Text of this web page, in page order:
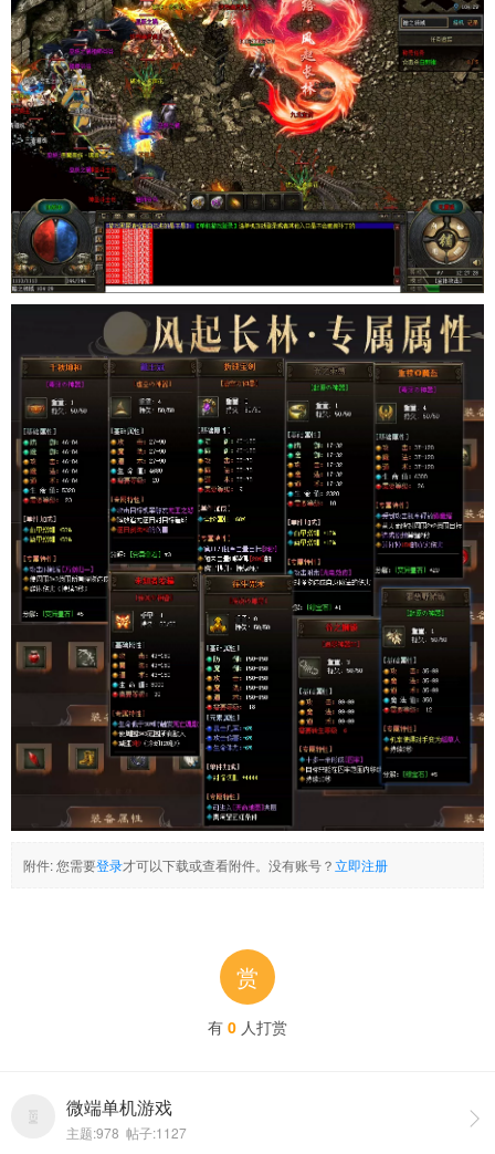
附件:您需要登录才可以下载或查看附件。没有账号？立即注册
赏
有 0 人打赏

微端单机游戏
主题:978 帖子:1127